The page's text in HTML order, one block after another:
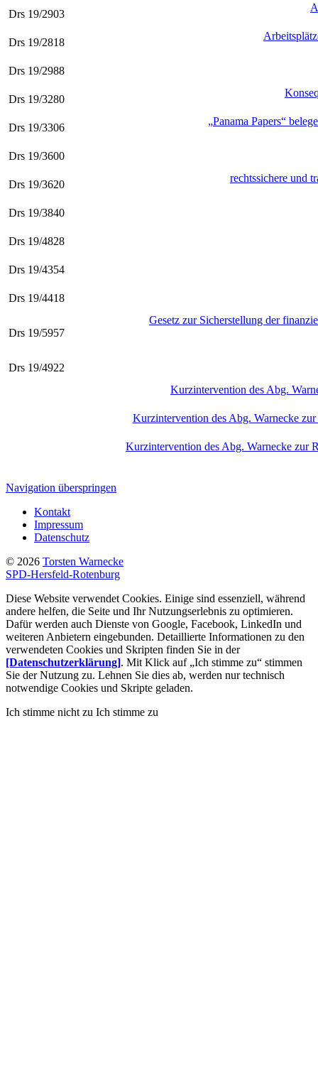
Drs 19/2903
Drs 19/2818
Drs 19/2988
Drs 19/3280
Drs 19/3306
„Panama Papers“
Drs 19/3600
Drs 19/3620
rechtssichere und
Drs 19/3840
Drs 19/4828
Drs 19/4354
Drs 19/4418
Drs 19/5957
Gesetz zur Sicherstellung der
Drs 19/4922
Kurzintervention des Abg.
Kurzintervention des Abg. Warnecke
Kurzintervention des Abg. Warnecke zur
Navigation überspringen
Kontakt
Impressum
Datenschutz
© 2026 Torsten Warnecke
SPD-Hersfeld-Rotenburg
Diese Website verwendet Cookies. Einige sind essenziell, während
andere helfen, die Seite und Ihr Nutzungserlebnis zu optimieren.
Dafür werden auch Dienste von Google, Facebook, LinkedIn und
weiteren Anbietern eingebunden. Detaillierte Informationen zu den
verwendeten Cookies und Skripten finden Sie in der
[Datenschutzerklärung]. Mit Klick auf „Ich stimme zu“ stimmen
Sie der Nutzung zu. Lehnen Sie dies ab, werden nur technisch
notwendige Cookies und Skripte geladen.
Ich stimme nicht zu Ich stimme zu